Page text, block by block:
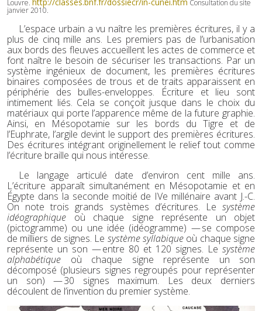
Louvre. http://classes.bnf.fr/dossiecr/in-cunei.htm Consultation du site
janvier 2010.
L’espace urbain a vu naître les premières écritures, il y a
plus de cinq mille ans. Les premiers pas de l’urbanisation
aux bords des fleuves accueillent les actes de commerce et
font naître le besoin de sécuriser les transactions. Par un
système ingénieux de document, les premières écritures
binaires composées de trous et de traits apparaissent en
périphérie des bulles-enveloppes. Écriture et lieu sont
intimement liés. Cela se conçoit jusque dans le choix du
matériaux qui porte l’apparence même de la future graphie.
Ainsi, en Mésopotamie sur les bords du Tigre et de
l’Euphrate, l’argile devint le support des premières écritures.
Des écritures intégrant originellement le relief tout comme
l’écriture braille qui nous intéresse.
Le langage articulé date d’environ cent mille ans.
L’écriture apparaît simultanément en Mésopotamie et en
Égypte dans la seconde moitié de IVe millénaire avant J.-C.
On note trois grands systèmes d’écritures. Le système
idéographique où chaque signe représente un objet
(pictogramme) ou une idée (idéogramme) — se compose
de milliers de signes. Le système syllabique où chaque signe
représente un son — entre 80 et 120 signes. Le système
alphabétique où chaque signe représente un son
décomposé (plusieurs signes regroupés pour représenter
un son) — 30 signes maximum. Les deux derniers
découlent de l’invention du premier système.